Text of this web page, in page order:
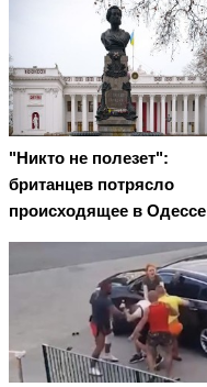
"Никто не полезет":
британцев потрясло
происходящее в Одессе